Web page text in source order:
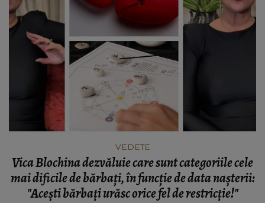
VEDETE
Vica Blochina dezvăluie care sunt categoriile cele
mai dificile de bărbați, în funcție de data nașterii:
"Acești bărbați urăsc orice fel de restricție!"